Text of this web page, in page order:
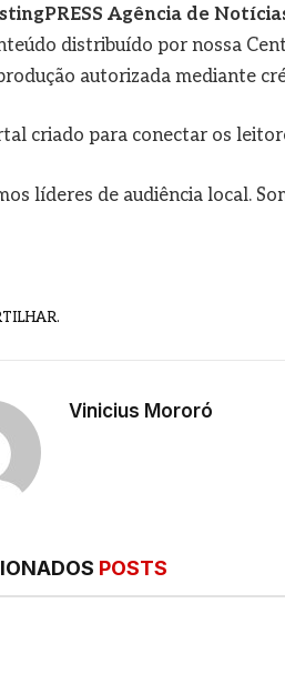
Agência de
distribuído por nossa
autorizada mediante
criado para conectar os
líderes de audiência local.
Vinicius Mororó
POSTS